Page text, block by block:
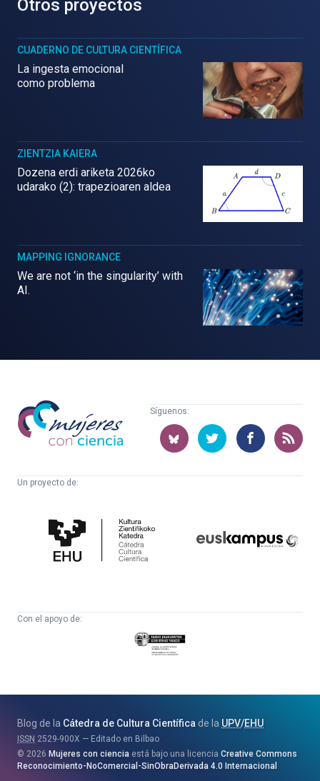
Otros proyectos
CUADERNO DE CULTURA CIENTÍFICA
La ingesta emocional
como problema
ZIENTZIA KAIERA
Dozena erdi ariketa 2026ko
udarako (2): trapezioaren aldea
MAPPING IGNORANCE
We are not ‘in the singularity’ with
AI.
Mujeres
con
ciencia
Síguenos:
Un proyecto de:
Cultura
Científica
Con el apoyo de:
Eusko
Jaurlaritza
eta
Berrikuntza
Saila
Blog de la Cátedra de Cultura Científica de la UPV/EHU
ISSN 2529-900X
Editado en Bilbao
2026 Mujeres con ciencia está bajo una licencia Creative Commons
Reconocimiento-NoComercial-SinObraDerivada 4.0 Internacional